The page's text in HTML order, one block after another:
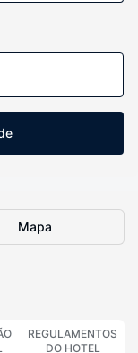
Mapa
REGULAMENTOS
DO HOTEL